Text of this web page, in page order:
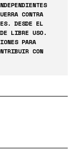
CONTRA
DESDE EL
LIBRE USO.
PARA
CON